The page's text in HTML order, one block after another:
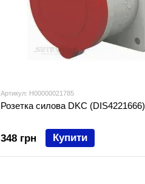
Артикул: H00000021785
Розетка силова DKC (DIS4221666)
348 грн Купити